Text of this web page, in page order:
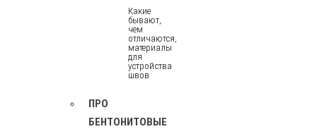
Какие
бывают,
чем
отличаются,
материалы
для
устройства
швов
ПРО
БЕНТОНИТОВЫЕ